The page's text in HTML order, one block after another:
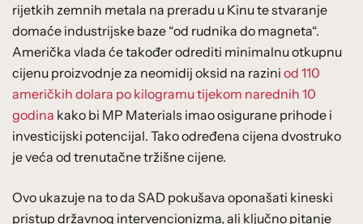
rijetkih zemnih metala na preradu u Kinu te stvaranje
domaće industrijske baze “od rudnika do magneta“.
Američka vlada će također odrediti minimalnu otkupnu
cijenu proizvodnje za neomidij oksid na razini od 110
američkih dolara po kilogramu tijekom narednih 10
godina kako bi MP Materials imao osigurane prihode i
investicijski potencijal. Tako određena cijena dvostruko
je veća od trenutačne tržišne cijene.
Ovo ukazuje na to da SAD pokušava oponašati kineski
pristup državnog intervencionizma, ali ključno pitanje